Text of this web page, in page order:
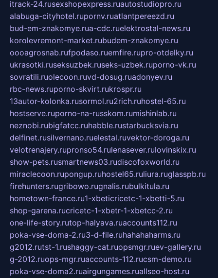
itrack-24.rusexshopexpress.ruautostudiopro.ru
alabuga-cityhotel.rupornv.ruatlantpereezd.ru
bud-em-znakomye.rua-cdc.ruelektrostal-news.ru
korolevremont-market.rubudem-znakomye.ru
oooagrosnab.rufpodaso.ruemfire.rupro-otdelky.ru
ukrasotki.ruseksuzbek.ruseks-uzbek.ruporno-vk.ru
sovratili.ruolecoon.ruvd-dosug.ruadonyev.ru
rbc-news.ruporno-skvirt.rukrospr.ru
13autor-kolonka.rusormol.ru2rich.ruhostel-65.ru
hostserve.ruporno-na-russkom.rumishinlab.ru
neznobi.rubigfatcc.ruhabble.rustarbucksvia.ru
delfinet.rusilvernano.ruelestal.ruvektor-doroga.ru
velotrenajery.rupronso54.rulenasever.rulovinskix.ru
show-pets.rusmartnews03.rudiscofoxworld.ru
miraclecoon.rupongup.ruhostel65.ruliura.ruglasspb.ru
firehunters.rugribowo.rugnalis.rubulkitula.ru
hometown-france.ru1-xbeticricetc-1-xbetti-5.ru
shop-garena.rucricetc-1-xbetr-1-xbetcc-2.ru
one-life-story.rutop-halyava.ruaccounts112.ru
poka-vse-doma-2.ru3-d-file.ruhahahaharms.ru
g2012.rutst-1.rushaggy-cat.ruopsmgr.ruev-gallery.ru
g-2012.ruops-mgr.ruaccounts-112.rucsm-demo.ru
poka-vse-doma2.ruairgungames.ruallseo-host.ru